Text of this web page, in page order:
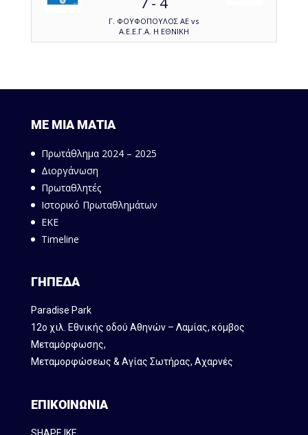
Γ. ΦΟΥΦΟΠΟΥΛΟΣ ΑΕ vs
Α.Ε.Ε.Γ.Α. Η ΕΘΝΙΚΗ
ΜΕ ΜΙΑ ΜΑΤΙΑ
Πρωτάθλημα 2024 – 2025
Διοργάνωση
Πρωταθλητές
Ιστορικό Πρωταθλημάτων
ΕΚΕ
Timeline
ΓΗΠΕΔΑ
Paradise Park
12ο χιλ. Εθνικής οδού Αθηνών – Λαμίας, κόμβος
Mεταμόρφωσης,
Μεταμορφώσεως & Αγίας Σωτήρας, Αχαρνές
ΕΠΙΚΟΙΝΩΝΙΑ